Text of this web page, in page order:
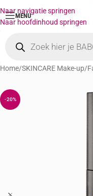
Naar navigatie springen
Naar hoofdinhoud springen
MENU
Home/SKINCARE Make-up/
-20%